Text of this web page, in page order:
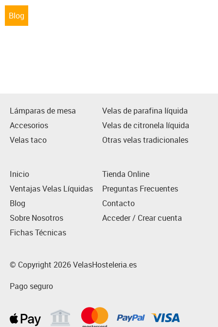
Blog
Lámparas de mesa
Velas de parafina líquida
Accesorios
Velas de citronela líquida
Velas taco
Otras velas tradicionales
Inicio
Tienda Online
Ventajas Velas Líquidas
Preguntas Frecuentes
Blog
Contacto
Sobre Nosotros
Acceder / Crear cuenta
Fichas Técnicas
© Copyright 2026 VelasHosteleria.es
Pago seguro